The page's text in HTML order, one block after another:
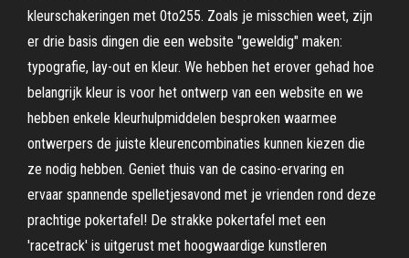
kleurschakeringen met 0to255. Zoals je misschien weet, zijn
er drie basis dingen die een website "geweldig" maken:
typografie, lay-out en kleur. We hebben het erover gehad hoe
belangrijk kleur is voor het ontwerp van een website en we
hebben enkele kleurhulpmiddelen besproken waarmee
ontwerpers de juiste kleurencombinaties kunnen kiezen die
ze nodig hebben. Geniet thuis van de casino-ervaring en
ervaar spannende spelletjesavond met je vrienden rond deze
prachtige pokertafel! De strakke pokertafel met een
'racetrack' is uitgerust met hoogwaardige kunstleren